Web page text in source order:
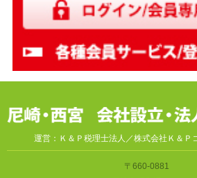
運営：Ｋ＆Ｐ税理士法人／株式会社Ｋ＆Ｐ
〒660-0881